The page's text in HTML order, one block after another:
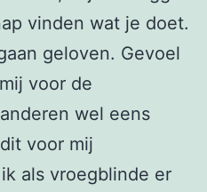
vinden wat je doet.
geloven. Gevoel
voor de
wel eens
voor mij
als vroegblinde er